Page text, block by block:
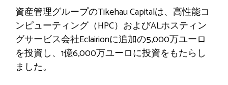
資産管理グループのTikehau Capitalは、高性能コ
ンピューティング（HPC）およびALホスティン
グサービス会社Eclairionに追加の5,000万ユーロ
を投資し、1億6,000万ユーロに投資をもたらし
ました。